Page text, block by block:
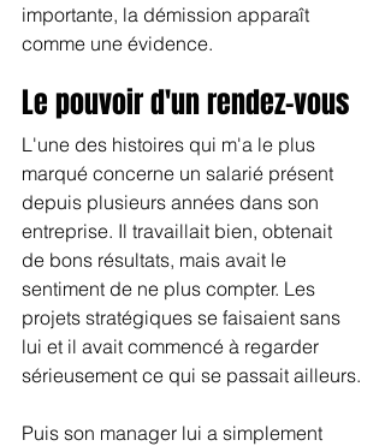
importante, la démission apparaît
comme une évidence.
Le pouvoir d'un rendez-vous
L'une des histoires qui m'a le plus
marqué concerne un salarié présent
depuis plusieurs années dans son
entreprise. Il travaillait bien, obtenait
de bons résultats, mais avait le
sentiment de ne plus compter. Les
projets stratégiques se faisaient sans
lui et il avait commencé à regarder
sérieusement ce qui se passait ailleurs.
Puis son manager lui a simplement